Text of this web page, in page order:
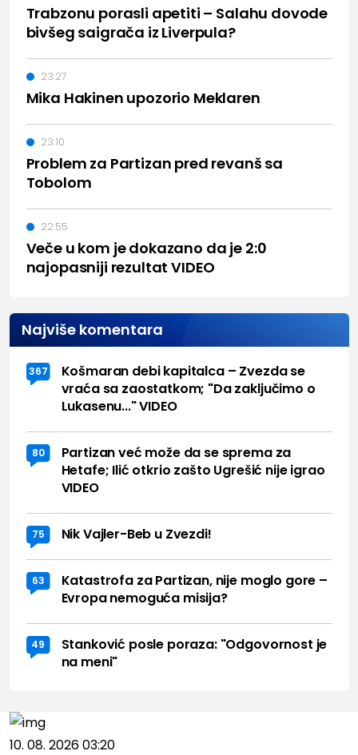
Trabzonu porasli apetiti – Salahu dovode
bivšeg saigrača iz Liverpula?
Mika Hakinen upozorio Meklaren
23:27
Problem za Partizan pred revanš sa
Tobolom
23:10
Veče u kom je dokazano da je 2:0
najopasniji rezultat VIDEO
22:55
Najviše komentara
367
Košmaran debi kapitalca – Zvezda se
vraća sa zaostatkom; "Da zaključimo o
Lukasenu..." VIDEO
80
Partizan već može da se sprema za
Hetafe; Ilić otkrio zašto Ugrešić nije igrao
VIDEO
75 Nik Vajler-Beb u Zvezdi!
63
Katastrofa za Partizan, nije moglo gore –
Evropa nemoguća misija?
49
Stanković posle poraza: "Odgovornost je
na meni"
10. 08. 2026 03:20